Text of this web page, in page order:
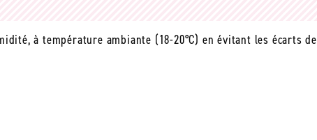
à température ambiante (18-20°C) en évitant les écarts de